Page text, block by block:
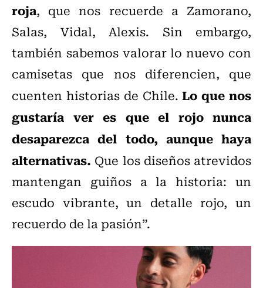
roja, que nos recuerde a Zamorano,
Salas, Vidal, Alexis. Sin embargo,
también sabemos valorar lo nuevo con
camisetas que nos diferencien, que
cuenten historias de Chile.Lo que nos
gustaría ver es que el rojo nunca
desaparezca del todo, aunque haya
alternativas. Que los diseños atrevidos
mantengan guiños a la historia: un
escudo vibrante, un detalle rojo, un
recuerdo de la pasión”.